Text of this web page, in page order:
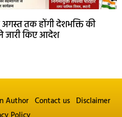
अगस्त तक होंगी देशभक्ति की
ने जारी किए आदेश
Author Contact us Disclaimer